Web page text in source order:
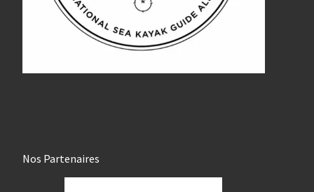
Nos Partenaires